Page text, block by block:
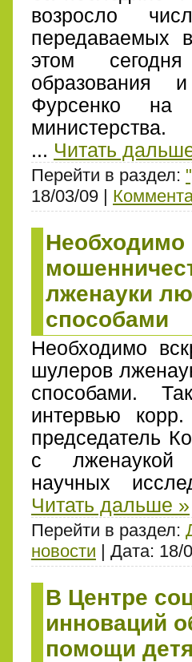
возросло
передаваемых
этом
Фурсенко на
министерства.
... Читать
Перейти в раздел:
18/03/09 |
Необходимо
лженауки
способами
Необходимо
шулеров
способами.
интервью
председатель
с лженаукой
научных
Читать дальше »
Перейти в раздел:
новости | Дата: 18/
В Центре
инноваций
помощи